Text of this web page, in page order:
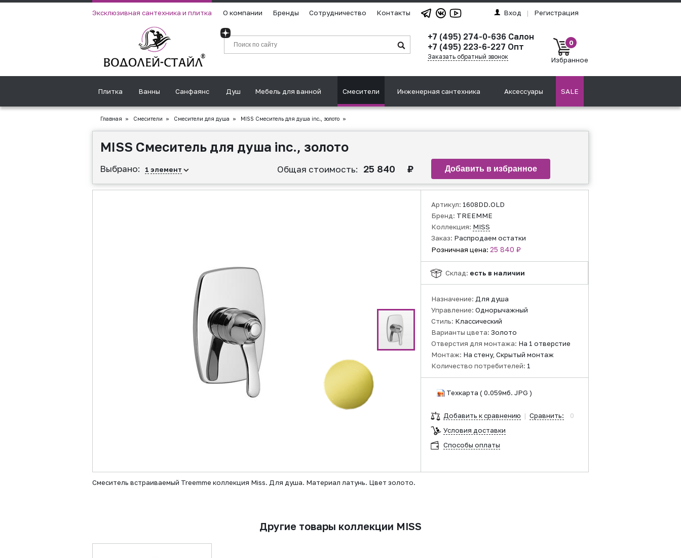
Эксклюзивная сантехника и плитка О компании Бренды Сотрудничество Контакты Вход | Регистрация
+7 (495) 274-0-636 Салон
+7 (495) 223-6-227 Опт
Заказать обратный звонок
0
Избранное
Плитка Ванны Санфаянс Душ Мебель для ванной Смесители Инженерная сантехника Аксессуары SALE
Главная » Смесители » Смесители для душа » MISS Смеситель для душа inc., золото »
MISS Смеситель для душа inc., золото
Выбрано: 1 элемент Общая стоимость: 25 840 ₽
Артикул: 1608DD.OLD
Бренд: TREEMME
Коллекция: MISS
Заказ: Распродаем остатки
Розничная цена: 25 840 ₽
Склад: есть в наличии
Назначение: Для душа
Управление: Однорычажный
Стиль: Классический
Варианты цвета: Золото
Отверстия для монтажа: На 1 отверстие
Монтаж: На стену, Скрытый монтаж
Количество потребителей: 1
Техкарта ( 0.059мб. JPG )
Добавить к сравнению | Сравнить:
0
Условия доставки
Способы оплаты
Смеситель встраиваемый Treemme коллекция Miss. Для душа. Материал латунь. Цвет золото.
Другие товары коллекции MISS